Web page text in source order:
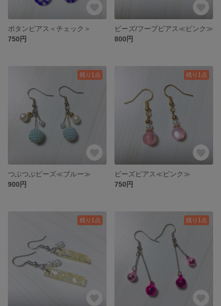
ボタンピアス＜チェック＞
750円
ビーズ/フープピアス≪ピンク≫
800円
残り1点
つぶつぶビーズ≪ブルー≫
900円
残り1点
ビーズピアス≪ピンク≫
750円
残り1点 残り1点